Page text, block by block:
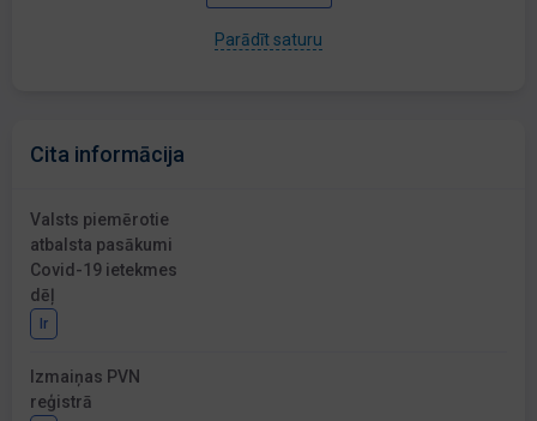
Parādīt saturu
Cita informācija
Valsts piemērotie
atbalsta pasākumi
Covid-19 ietekmes
dēļ
Ir
Izmaiņas PVN
reģistrā